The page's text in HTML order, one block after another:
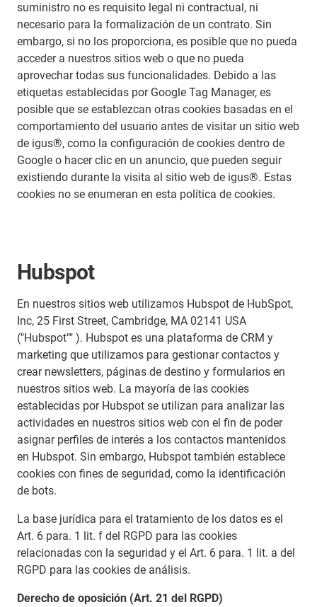
suministro no es requisito legal ni contractual, ni
necesario para la formalización de un contrato. Sin
embargo, si no los proporciona, es posible que no pueda
acceder a nuestros sitios web o que no pueda
aprovechar todas sus funcionalidades. Debido a las
etiquetas establecidas por Google Tag Manager, es
posible que se establezcan otras cookies basadas en el
comportamiento del usuario antes de visitar un sitio web
de igus®, como la configuración de cookies dentro de
Google o hacer clic en un anuncio, que pueden seguir
existiendo durante la visita al sitio web de igus®. Estas
cookies no se enumeran en esta política de cookies.
Hubspot
En nuestros sitios web utilizamos Hubspot de HubSpot,
Inc, 25 First Street, Cambridge, MA 02141 USA
("Hubspot"" ). Hubspot es una plataforma de CRM y
marketing que utilizamos para gestionar contactos y
crear newsletters, páginas de destino y formularios en
nuestros sitios web. La mayoría de las cookies
establecidas por Hubspot se utilizan para analizar las
actividades en nuestros sitios web con el fin de poder
asignar perfiles de interés a los contactos mantenidos
en Hubspot. Sin embargo, Hubspot también establece
cookies con fines de seguridad, como la identificación
de bots.
La base jurídica para el tratamiento de los datos es el
Art. 6 para. 1 lit. f del RGPD para las cookies
relacionadas con la seguridad y el Art. 6 para. 1 lit. a del
RGPD para las cookies de análisis.
Derecho de oposición (Art. 21 del RGPD)